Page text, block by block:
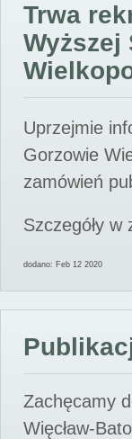
Trwa
Wyższej
Uprzejmie
Gorzowie
zamówień
Szczegóły w
dodano: Feb 12 2020
Zachęcamy
Więcław-